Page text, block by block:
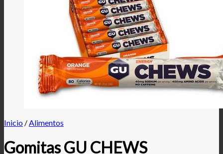
Inicio /Alimentos
Gomitas GU CHEWS